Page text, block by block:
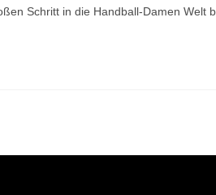
Schritt in die Handball-Damen Welt